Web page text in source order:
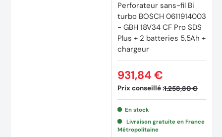
Perforateur sans-fil Bi
turbo BOSCH 0611914003
- GBH 18V34 CF Pro SDS
Plus + 2 batteries 5,5Ah +
chargeur
Prix conseillé :1.258,80 €
931,84 €
En stock
Livraison gratuite en France
Métropolitaine